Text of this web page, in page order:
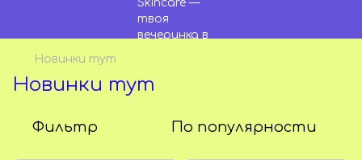
Новинки тут
Новинки тут
Фильтр По популярности